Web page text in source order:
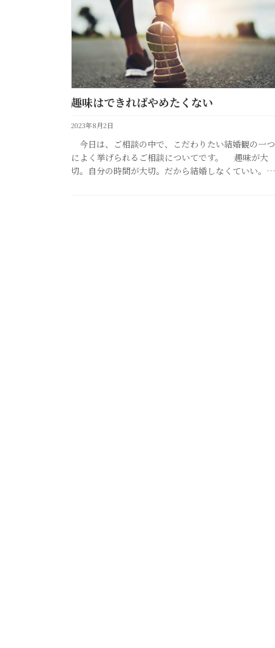
趣味はできればやめたくない
2023年8月2日
今日は、ご相談の中で、こだわりたい結婚観の一つ
によく挙げられるご相談についてです。 趣味が大
切。自分の時間が大切。だから結婚しなくていい。そ